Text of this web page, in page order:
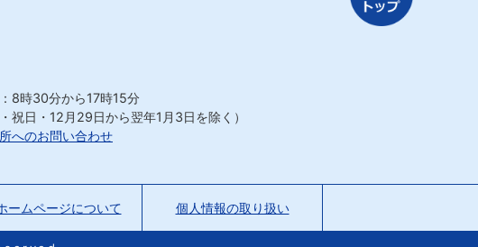
8時30分から17時15分
・祝日・12月29日から翌年1月3日を除く）
へのお問い合わせ
ームページについて 個人情報の取り扱い